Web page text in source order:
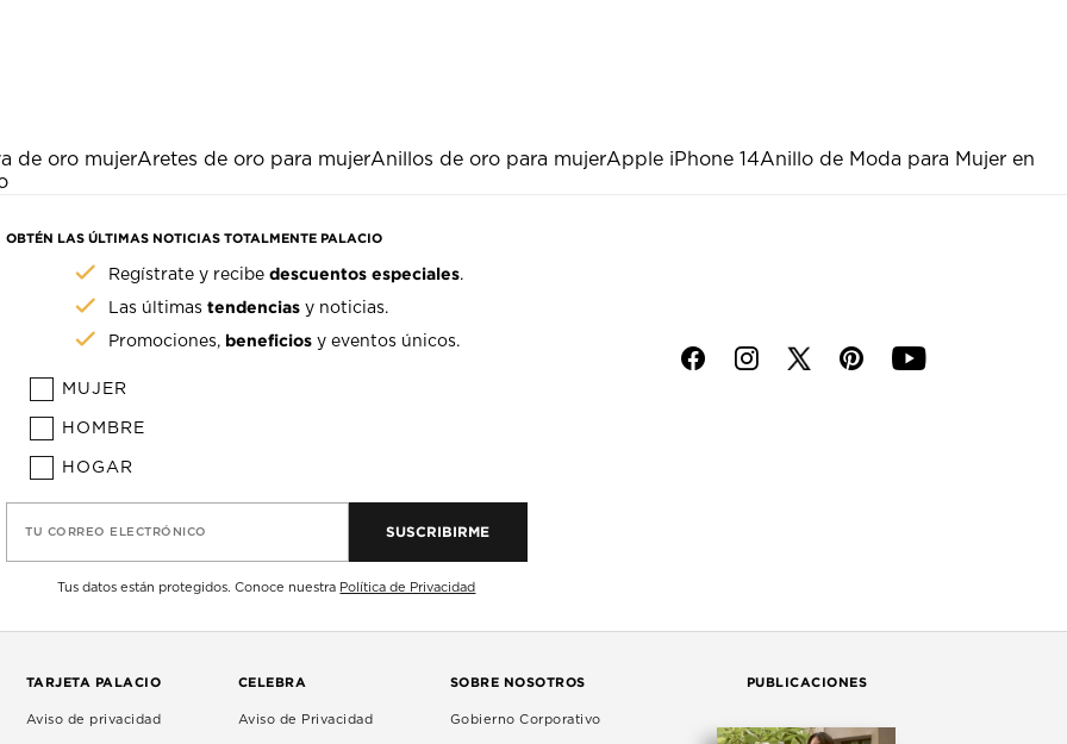
de oro mujerAretes de oro para mujerAnillos de oro para mujerApple iPhone 14Anillo de Moda para Mujer en
OBTÉN LAS ÚLTIMAS NOTICIAS TOTALMENTE PALACIO
Regístrate y recibedescuentos especiales.
Las últimastendencias y noticias.
Promociones, beneficios y eventos únicos.
MUJER
HOMBRE
HOGAR
TU CORREO ELECTRÓNICO SUSCRIBIRME
Tus datos están protegidos. Conoce nuestra Política de Privacidad
f i p y
TARJETA PALACIO
Aviso de privacidad
CELEBRA
Aviso de Privacidad
SOBRE NOSOTROS
Gobierno Corporativo
PUBLICACIONES